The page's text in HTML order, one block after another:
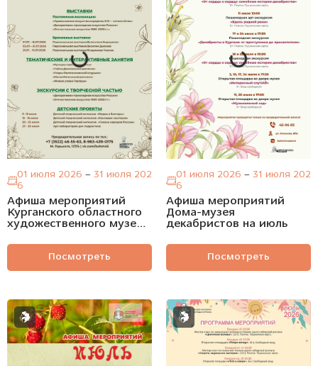
01 июля 2026 – 31 июля 202
6
Афиша мероприятий
Курганского областного
художественного музея
Посмотреть
01 июля 2026 – 31 июля 202
6
Афиша мероприятий
Дома-музея
декабристов на июль
Посмотреть